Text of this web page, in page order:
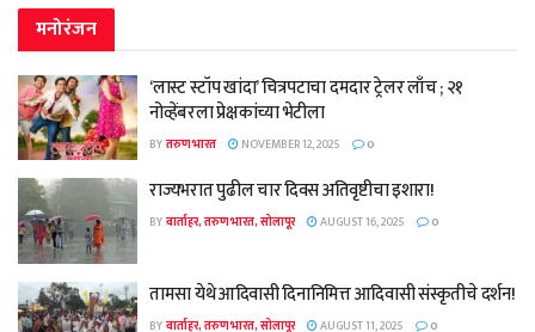
मनोरंजन
‘लास्ट स्टॉप खांदा’ चित्रपटाचा दमदार ट्रेलर लाँच ; २१
नोव्हेंबरला प्रेक्षकांच्या भेटीला
BYतरुण भारत NOVEMBER 12, 2025 0
राज्यभरात पुढील चार दिवस अतिवृष्टीचा इशारा!
BYवार्ताहर, तरुण भारत, सोलापूर AUGUST 16, 2025 0
तामसा येथे आदिवासी दिनानिमित्त आदिवासी संस्कृतीचे दर्शन!
BYवार्ताहर, तरुण भारत, सोलापूर AUGUST 11, 2025 0